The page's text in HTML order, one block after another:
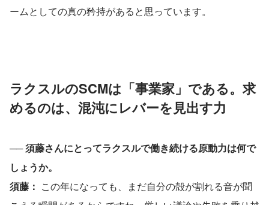
ームとしての真の矜持があると思っています。
ラクスルのSCMは「事業家」である。求
めるのは、混沌にレバーを見出す力
── 須藤さんにとってラクスルで働き続ける原動力は何で
しょうか。
須藤： この年になっても、まだ自分の殻が割れる音が聞